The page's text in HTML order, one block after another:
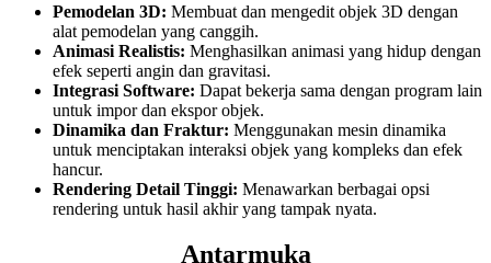
Pemodelan 3D: Membuat dan mengedit objek 3D dengan
alat pemodelan yang canggih.
Animasi Realistis: Menghasilkan animasi yang hidup dengan
efek seperti angin dan gravitasi.
Integrasi Software: Dapat bekerja sama dengan program lain
untuk impor dan ekspor objek.
Dinamika dan Fraktur: Menggunakan mesin dinamika
untuk menciptakan interaksi objek yang kompleks dan efek
hancur.
Rendering Detail Tinggi: Menawarkan berbagai opsi
rendering untuk hasil akhir yang tampak nyata.
Antarmuka